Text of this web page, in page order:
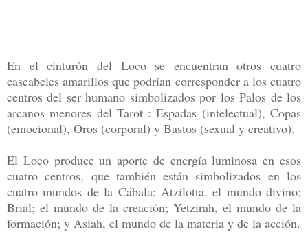
En el cinturón del Loco se encuentran otros cuatro
cascabeles amarillos que podrían corresponder a los cuatro
centros del ser humano simbolizados por los Palos de los
arcanos menores del Tarot : Espadas (intelectual), Copas
(emocional), Oros (corporal) y Bastos (sexual y creativo).
El Loco produce un aporte de energía luminosa en esos
cuatro centros, que también están simbolizados en los
cuatro mundos de la Cábala: Atzilotta, el mundo divino;
Brial; el mundo de la creación; Yetzirah, el mundo de la
formación; y Asiah, el mundo de la materia y de la acción.